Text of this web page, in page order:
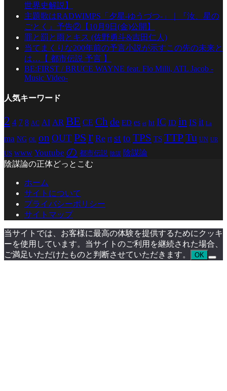
世界史解説】
主題歌はRADWIMPS「夕星-ゆうづつ-」｜『汝、星の
ごとく』予告②【10月9日(金)公開】
罪と罰と雨とキス (佐野勇斗&吉田仁人)
当てまくりな200年前の予言小説が示すこの先の未来と
は…【 都市伝説 予言 】
BE:FIRST / BRUCE WAYNE feat. Flo Milli, ATL Jacob -
Music Video-
人気キーワード
2 4 7 8 AC AI AR BE CE Ch de ED es et ht IC ID in IS it La
ma NG OL on OUTPS r Re rt st to TPS TS TTPTu UN UR
US www Youtube の 都市伝説 陰謀 陰謀論
陰謀論の正体どっとこむ
ホーム
サイトについて
プライバシーポリシー
サイトマップ
当サイトでは、お客様に最高の体験を提供するためにクッキ
ーを使用しています。当サイトのご利用を継続された場合、
ご満足いただけたものと判断させていただきます。
OK